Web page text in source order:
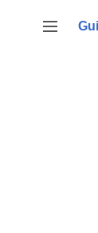
para
Alternar